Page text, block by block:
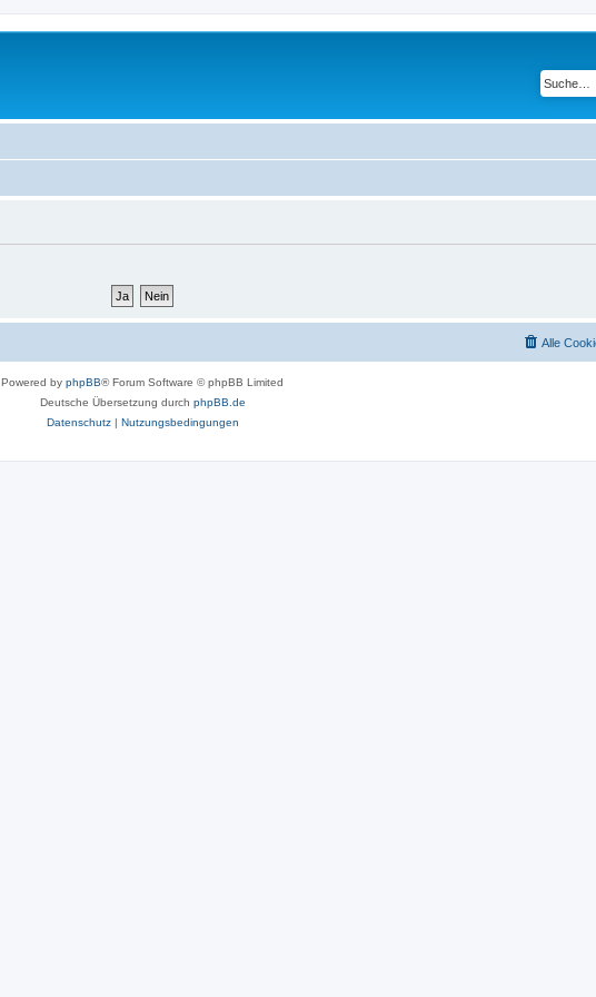
Alle
Powered by phpBB® Forum Software © phpBB Limited
Deutsche Übersetzung durch phpBB.de
Datenschutz| Nutzungsbedingungen